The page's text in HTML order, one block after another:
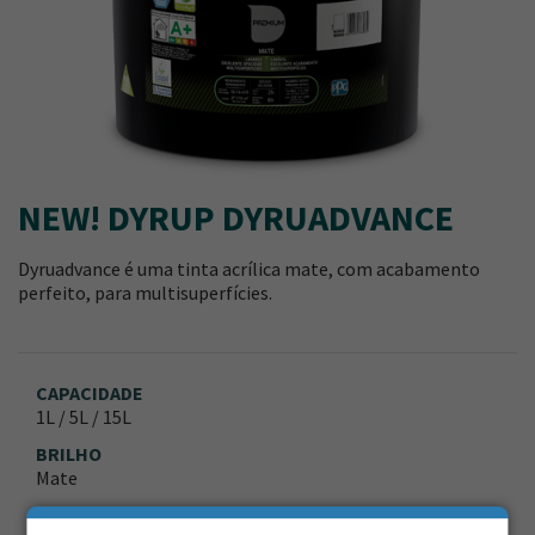
NEW! DYRUP DYRUADVANCE
Dyruadvance é uma tinta acrílica mate, com acabamento
perfeito, para multisuperfícies.
CAPACIDADE
1L / 5L / 15L
BRILHO
Mate
ACABAMENTO